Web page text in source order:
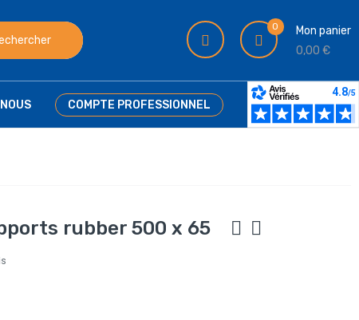
0
Mon panier
0,00 €
COMPTE PROFESSIONNEL
rubber 500 x 65